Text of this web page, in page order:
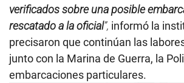
verificados sobre una posible
rescatado a la oficial”, informó la
precisaron que continúan las
junto con la Marina de Guerra, la
embarcaciones particulares.